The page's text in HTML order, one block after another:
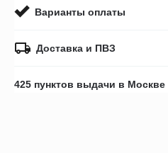
Варианты оплаты
Доставка и ПВЗ
425 пунктов выдачи в Москве